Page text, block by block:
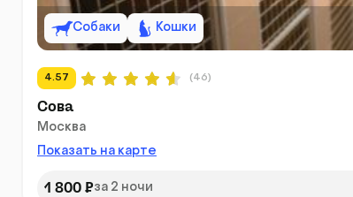
Собаки Кошки
4.57 (46)
Сова
Москва
Показать на карте
1 800 ₽за 2 ночи